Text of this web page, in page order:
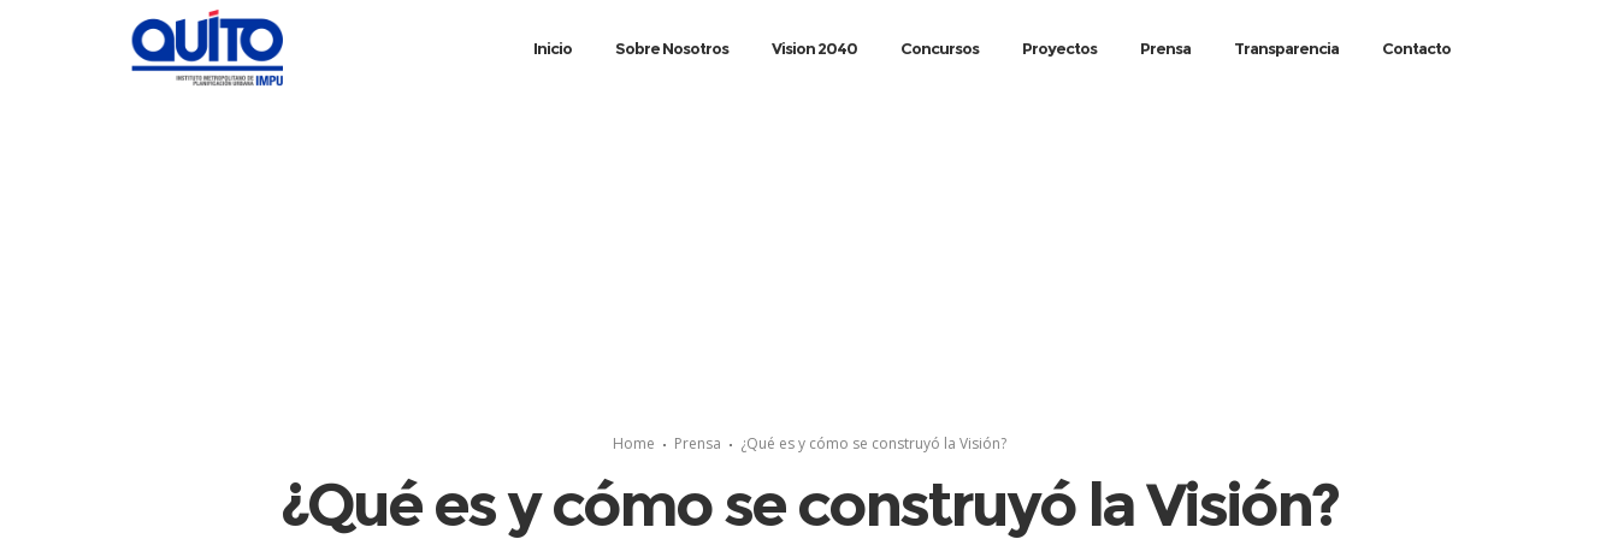
Inicio Sobre Nosotros Vision 2040 Concursos Proyectos Prensa Transparencia Contacto
Home Prensa ¿Qué es y cómo se construyó la Visión?
¿Qué es y cómo se construyó la Visión?